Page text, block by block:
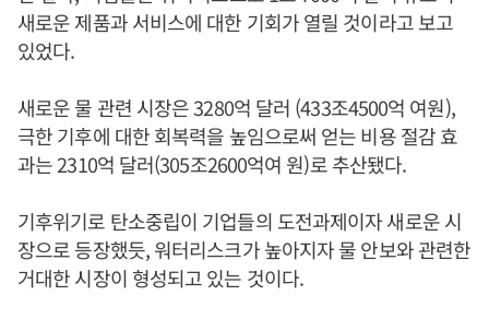
새로운 제품과 서비스에 대한 기회가 열릴 것이라고 보고
있었다.
새로운 물 관련 시장은 3280억 달러 (433조4500억 여원),
극한 기후에 대한 회복력을 높임으로써 얻는 비용 절감 효
과는 2310억 달러(305조2600억여 원)로 추산됐다.
기후위기로 탄소중립이 기업들의 도전과제이자 새로운 시
장으로 등장했듯, 워터리스크가 높아지자 물 안보와 관련한
거대한 시장이 형성되고 있는 것이다.